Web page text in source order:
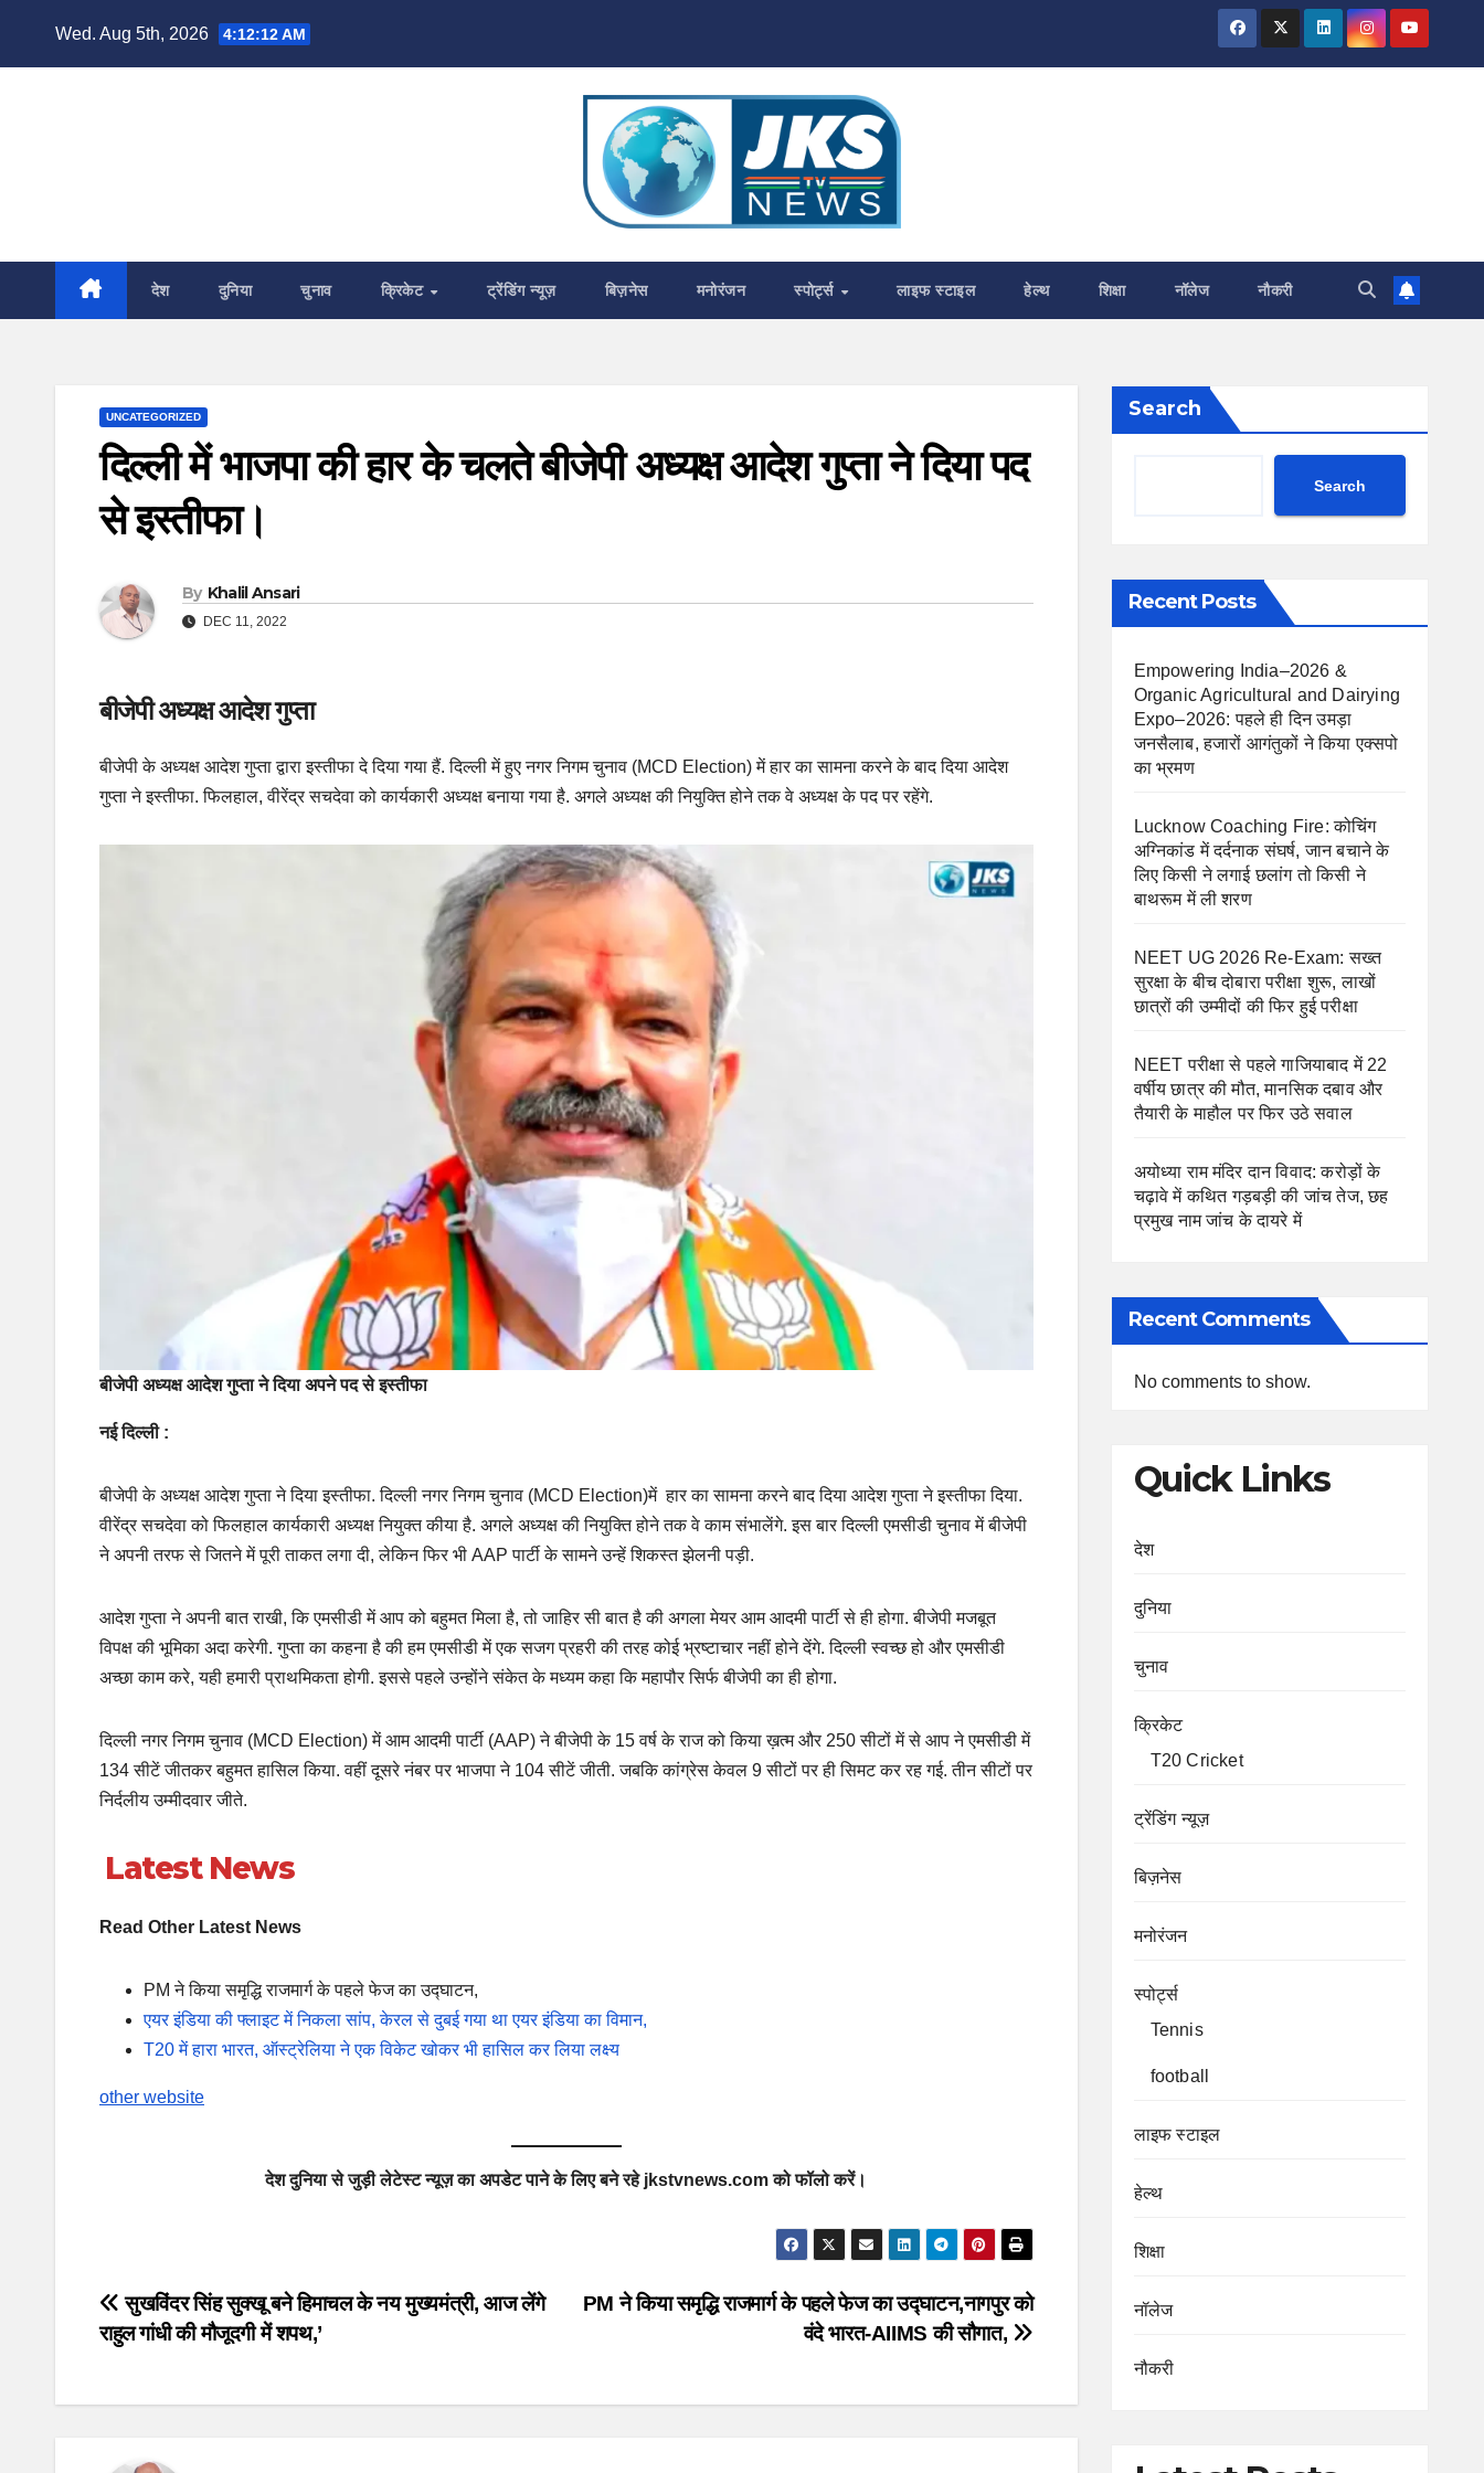
Wed. Aug 5th, 2026 4:12:13 AM
देश दुनिया चुनाव क्रिकेट ट्रेंडिंग न्यूज़ बिज़नेस मनोरंजन स्पोर्ट्स लाइफ स्टाइल हेल्थ शिक्षा नॉलेज नौकरी
UNCATEGORIZED
दिल्ली में भाजपा की हार के चलते बीजेपी अध्‍यक्ष आदेश गुप्‍ता ने दिया पद
से इस्‍तीफा।
By Khalil Ansari
DEC 11, 2022
बीजेपी अध्‍यक्ष आदेश गुप्‍ता
बीजेपी के अध्यक्ष आदेश गुप्ता द्वारा इस्तीफा दे दिया गया हैं. दिल्‍ली में हुए नगर निगम चुनाव (MCD Election) में हार का सामना करने के बाद दिया आदेश
गुप्‍ता ने इस्तीफा. फिलहाल, वीरेंद्र सचदेवा को कार्यकारी अध्यक्ष बनाया गया है. अगले अध्यक्ष की नियुक्ति होने तक वे अध्यक्ष के पद पर रहेंगे.
बीजेपी अध्‍यक्ष आदेश गुप्‍ता ने दिया अपने पद से इस्तीफा
नई दिल्‍ली :
बीजेपी के अध्यक्ष आदेश गुप्ता ने दिया इस्तीफा. दिल्‍ली नगर निगम चुनाव (MCD Election)में हार का सामना करने बाद दिया आदेश गुप्‍ता ने इस्तीफा दिया.
वीरेंद्र सचदेवा को फिलहाल कार्यकारी अध्यक्ष नियुक्त कीया है. अगले अध्यक्ष की नियुक्ति होने तक वे काम संभालेंगे. इस बार दिल्ली एमसीडी चुनाव में बीजेपी
ने अपनी तरफ से जितने में पूरी ताकत लगा दी, लेकिन फिर भी AAP पार्टी के सामने उन्हें शिकस्त झेलनी पड़ी.
आदेश गुप्ता ने अपनी बात राखी, कि एमसीडी में आप को बहुमत मिला है, तो जाहिर सी बात है की अगला मेयर आम आदमी पार्टी से ही होगा. बीजेपी मजबूत
विपक्ष की भूमिका अदा करेगी. गुप्ता का कहना है की हम एमसीडी में एक सजग प्रहरी की तरह कोई भ्रष्टाचार नहीं होने देंगे. दिल्ली स्वच्छ हो और एमसीडी
अच्छा काम करे, यही हमारी प्राथमिकता होगी. इससे पहले उन्होंने संकेत के मध्यम कहा कि महापौर सिर्फ बीजेपी का ही होगा.
दिल्ली नगर निगम चुनाव (MCD Election) में आम आदमी पार्टी (AAP) ने बीजेपी के 15 वर्ष के राज को किया ख़त्म और 250 सीटों में से आप ने एमसीडी में
134 सीटें जीतकर बहुमत हासिल किया. वहीं दूसरे नंबर पर भाजपा ने 104 सीटें जीती. जबकि कांग्रेस केवल 9 सीटों पर ही सिमट कर रह गई. तीन सीटों पर
निर्दलीय उम्मीदवार जीते.
Latest News
Read Other Latest News
PM ने किया समृद्धि राजमार्ग के पहले फेज का उद्घाटन,
एयर इंडिया की फ्लाइट में निकला सांप, केरल से दुबई गया था एयर इंडिया का विमान,
T20 में हारा भारत, ऑस्ट्रेलिया ने एक विकेट खोकर भी हासिल कर लिया लक्ष्य
other website
देश दुनिया से जुड़ी लेटेस्ट न्यूज़ का अपडेट पाने के लिए बने रहे jkstvnews.com को फॉलो करें।
Post
navigation
PM ने किया समृद्धि राजमार्ग के पहले फेज का उद्घाटन,नागपुर को
वंदे भारत-AIIMS की सौगात,
सुखविंदर सिंह सुक्खू बने हिमाचल के नय मुख्यमंत्री, आज लेंगे
राहुल गांधी की मौजूदगी में शपथ,’
Search
Search
Recent Posts
Empowering India–2026 &
Organic Agricultural and Dairying
Expo–2026: पहले ही दिन उमड़ा
जनसैलाब, हजारों आगंतुकों ने किया एक्सपो
का भ्रमण
Lucknow Coaching Fire: कोचिंग
अग्निकांड में दर्दनाक संघर्ष, जान बचाने के
लिए किसी ने लगाई छलांग तो किसी ने
बाथरूम में ली शरण
NEET UG 2026 Re-Exam: सख्त
सुरक्षा के बीच दोबारा परीक्षा शुरू, लाखों
छात्रों की उम्मीदों की फिर हुई परीक्षा
NEET परीक्षा से पहले गाजियाबाद में 22
वर्षीय छात्र की मौत, मानसिक दबाव और
तैयारी के माहौल पर फिर उठे सवाल
अयोध्या राम मंदिर दान विवाद: करोड़ों के
चढ़ावे में कथित गड़बड़ी की जांच तेज, छह
प्रमुख नाम जांच के दायरे में
Recent Comments
No comments to show.
Quick Links
देश
दुनिया
चुनाव
क्रिकेट
T20 Cricket
ट्रेंडिंग न्यूज़
बिज़नेस
मनोरंजन
स्पोर्ट्स
Tennis
football
लाइफ स्टाइल
हेल्थ
शिक्षा
नॉलेज
नौकरी